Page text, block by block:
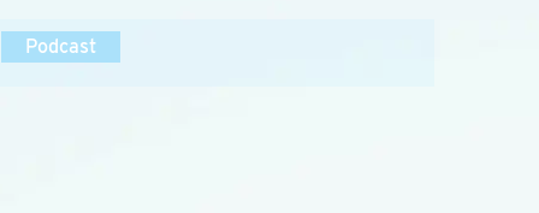
Podcast